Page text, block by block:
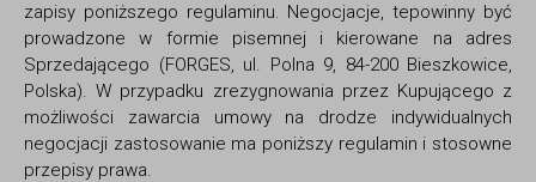
zapisy poniższego regulaminu. Negocjacje, tepowinny być
prowadzone w formie pisemnej i kierowane na adres
Sprzedającego (FORGES, ul. Polna 9, 84-200 Bieszkowice,
Polska). W przypadku zrezygnowania przez Kupującego z
możliwości zawarcia umowy na drodze indywidualnych
negocjacji zastosowanie ma poniższy regulamin i stosowne
przepisy prawa.